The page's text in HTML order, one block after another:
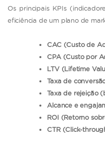
Os principais KPIs
eficiência de um plano de
CAC (Custo de
CPA (Custo por
LTV (Lifetime
Taxa de
Taxa de rejeição
Alcance e
ROI (Retorno
CTR (Click-